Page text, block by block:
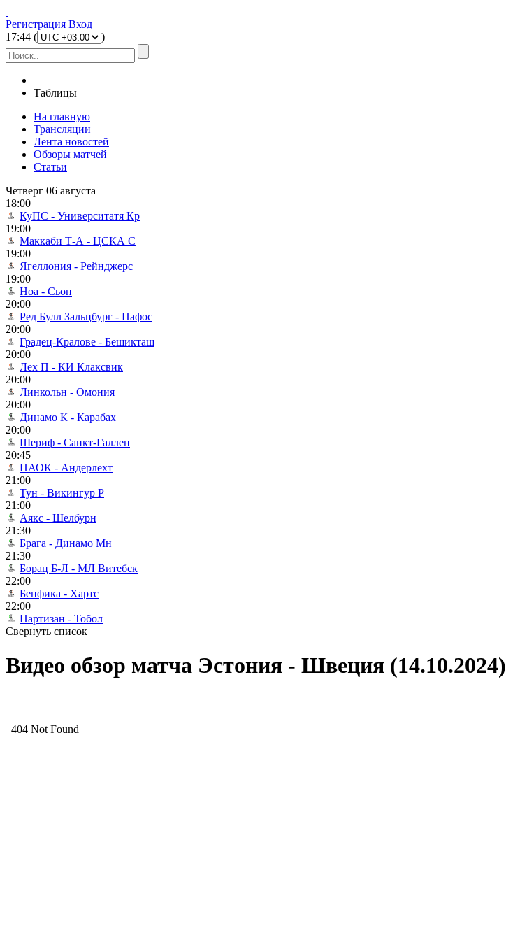
Регистрация Вход
17:44 ( )
Таблицы
На главную
Трансляции
Лента новостей
Обзоры матчей
Статьи
Четверг 06 августа
18:00
КуПС - Университатя Кр
19:00
Маккаби Т-А - ЦСКА С
19:00
Ягеллония - Рейнджерс
19:00
Ноа - Сьон
20:00
Ред Булл Зальцбург - Пафос
20:00
Градец-Кралове - Бешикташ
20:00
Лех П - КИ Клаксвик
20:00
Линкольн - Омония
20:00
Динамо К - Карабах
20:00
Шериф - Санкт-Галлен
20:45
ПАОК - Андерлехт
21:00
Тун - Викингур Р
21:00
Аякс - Шелбурн
21:30
Брага - Динамо Мн
21:30
Борац Б-Л - МЛ Витебск
22:00
Бенфика - Хартс
22:00
Партизан - Тобол
Свернуть список
Видео обзор матча Эстония - Швеция (14.10.2024)